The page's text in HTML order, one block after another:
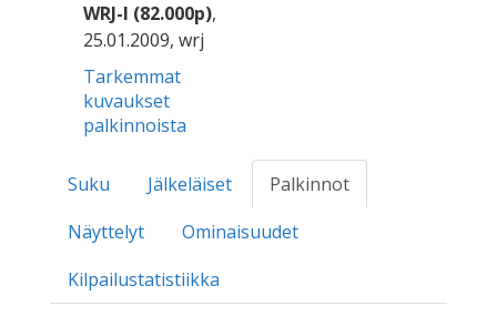
WRJ-I (82.000p),
25.01.2009, wrj
Tarkemmat
kuvaukset
palkinnoista
Suku Jälkeläiset
Palkinnot
Näyttelyt
Ominaisuudet
Kilpailustatistiikka